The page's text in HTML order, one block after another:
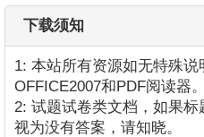
下载须知
1: 本站所有资源如无特殊
OFFICE2007和PDF阅读器。
2: 试题试卷类文档，如果
视为没有答案，请知晓。